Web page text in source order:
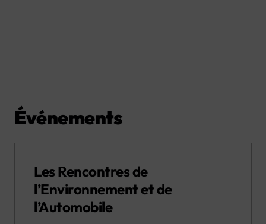
Événements
Les Rencontres de
l’Environnement et de
l’Automobile